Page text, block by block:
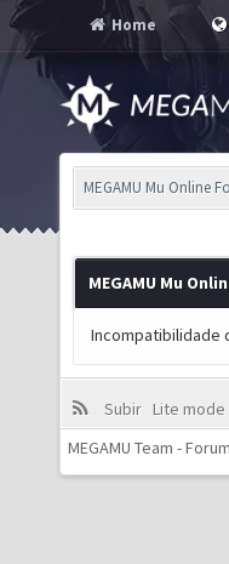
Home
MEGAMU Mu Online
MEGAMU Mu
Incompatibilidade
Subir Lite mode
MEGAMU Team -